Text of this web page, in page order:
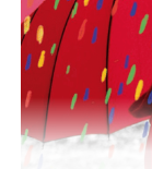
Descargar